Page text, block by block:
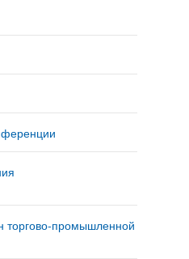
промышленной